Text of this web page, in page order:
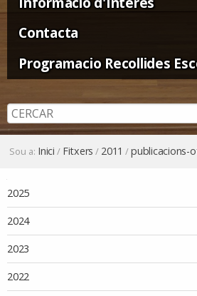
Contacta
Programacio Recollides
Sou a: Inici / Fitxers / 2011 /publicacions-
2025
2024
2023
2022